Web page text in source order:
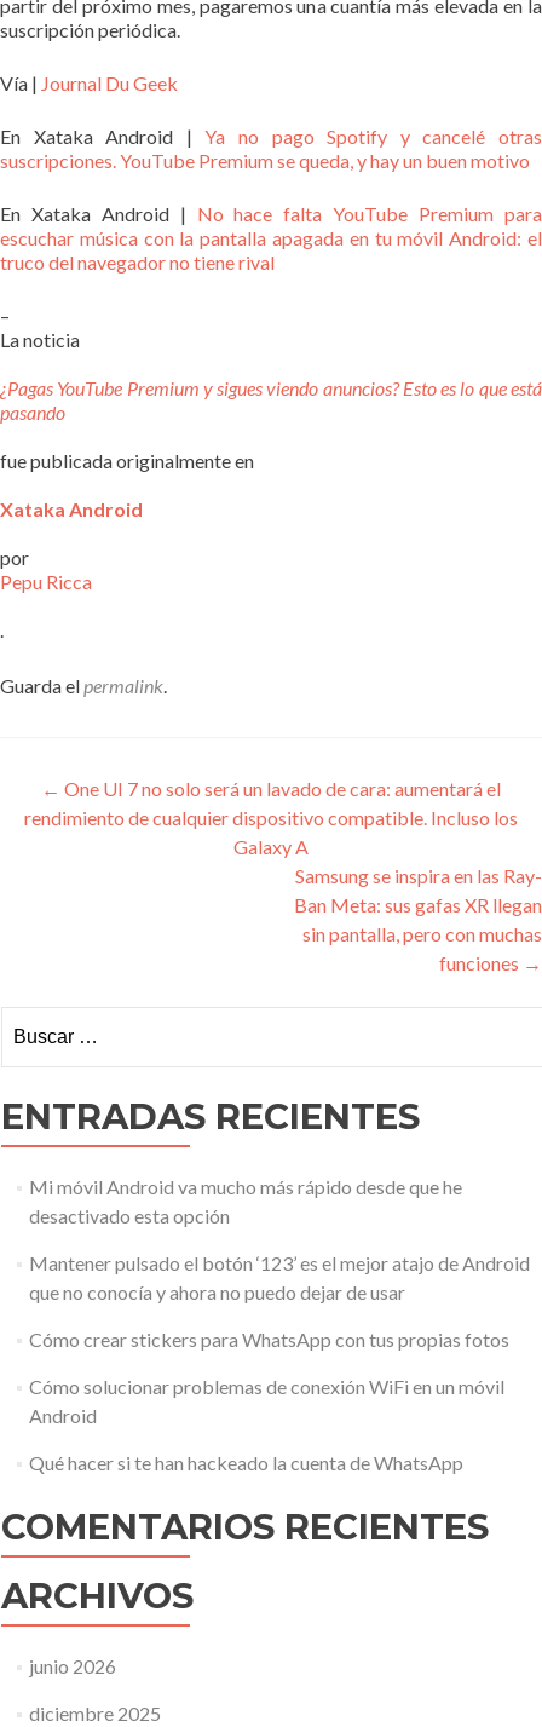
partir del próximo mes, pagaremos una cuantía más elevada en la
suscripción periódica.
Vía | Journal Du Geek
En Xataka Android |Ya no pago Spotify y cancelé otras
suscripciones. YouTube Premium se queda, y hay un buen motivo
En Xataka Android | No hace falta YouTube Premium para
escuchar música con la pantalla apagada en tu móvil Android: el
truco del navegador no tiene rival
–
La noticia
¿Pagas YouTube Premium y sigues viendo anuncios? Esto es lo que está
pasando
fue publicada originalmente en
Xataka Android
por
Pepu Ricca
.
Guarda elpermalink.
Navegación
de
← One UI 7 no solo será un lavado de cara: aumentará el
rendimiento de cualquier dispositivo compatible. Incluso los
Galaxy A
Samsung se inspira en las Ray-
Ban Meta: sus gafas XR llegan
sin pantalla, pero con muchas
funciones →
ENTRADAS RECIENTES
Mi móvil Android va mucho más rápido desde que he
desactivado esta opción
Mantener pulsado el botón ‘123’ es el mejor atajo de Android
que no conocía y ahora no puedo dejar de usar
Cómo crear stickers para WhatsApp con tus propias fotos
Cómo solucionar problemas de conexión WiFi en un móvil
Android
Qué hacer si te han hackeado la cuenta de WhatsApp
COMENTARIOS RECIENTES
ARCHIVOS
junio 2026
diciembre 2025